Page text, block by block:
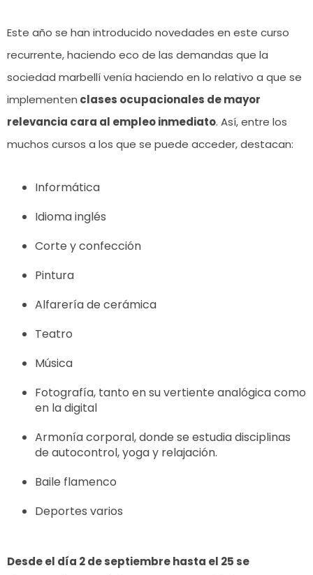
Este año se han introducido novedades en este curso
recurrente, haciendo eco de las demandas que la
sociedad marbellí venía haciendo en lo relativo a que se
implementen clases ocupacionales de mayor
relevancia cara al empleo inmediato. Así, entre los
muchos cursos a los que se puede acceder, destacan:
Informática
Idioma inglés
Corte y confección
Pintura
Alfarería de cerámica
Teatro
Música
Fotografía, tanto en su vertiente analógica como
en la digital
Armonía corporal, donde se estudia disciplinas
de autocontrol, yoga y relajación.
Baile flamenco
Deportes varios
Desde el día 2 de septiembre hasta el 25 se